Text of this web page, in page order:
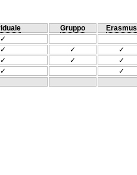
Gruppo
Erasmus
✓
✓
✓
✓
✓
✓
✓
✓
✓